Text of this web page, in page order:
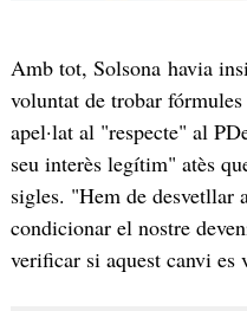
Amb tot, Solsona havia
voluntat de trobar
apel·lat al "respecte" al
seu interès legítim" atès
sigles. "Hem de desvetllar
condicionar el nostre
verificar si aquest canvi